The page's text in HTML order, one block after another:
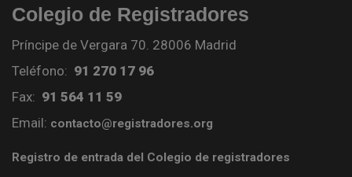
Colegio de Registradores
Príncipe de Vergara 70. 28006 Madrid
Teléfono: 91 270 17 96
Fax: 91 564 11 59
Email: contacto@registradores.org
Registro de entrada del Colegio de registradores